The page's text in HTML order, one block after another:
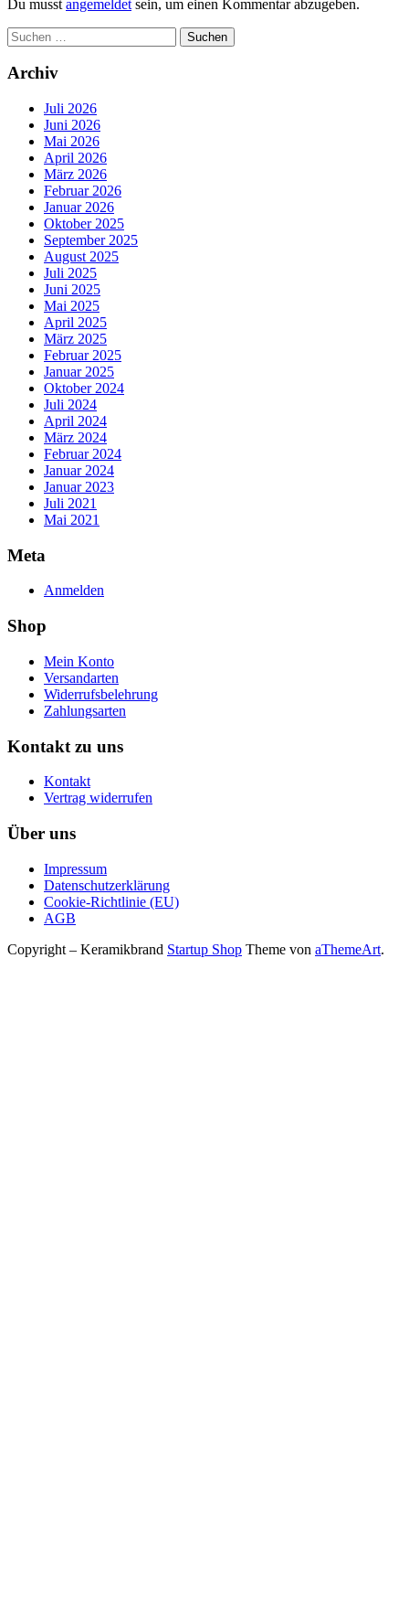
Du musst angemeldet sein, um einen Kommentar abzugeben.
Suchen
nach:
Archiv
Juli 2026
Juni 2026
Mai 2026
April 2026
März 2026
Februar 2026
Januar 2026
Oktober 2025
September 2025
August 2025
Juli 2025
Juni 2025
Mai 2025
April 2025
März 2025
Februar 2025
Januar 2025
Oktober 2024
Juli 2024
April 2024
März 2024
Februar 2024
Januar 2024
Januar 2023
Juli 2021
Mai 2021
Meta
Anmelden
Shop
Mein Konto
Versandarten
Widerrufsbelehrung
Zahlungsarten
Kontakt zu uns
Kontakt
Vertrag widerrufen
Über uns
Impressum
Datenschutzerklärung
Cookie-Richtlinie (EU)
AGB
Copyright – Keramikbrand Startup Shop Theme von aThemeArt.